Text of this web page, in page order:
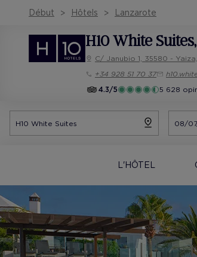
Début Hôtels Lanzarote
H10 White Suites
C/ Janubio 1, 35580 -
+34 928 51 70 37
4.3/5
5 628
L'HÔTEL